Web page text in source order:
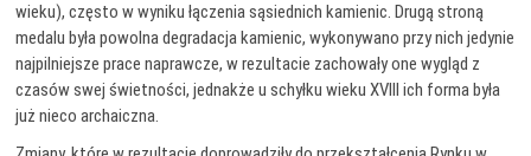
wieku), często w wyniku łączenia sąsiednich kamienic. Drugą stroną
medalu była powolna degradacja kamienic, wykonywano przy nich jedynie
najpilniejsze prace naprawcze, w rezultacie zachowały one wygląd z
czasów swej świetności, jednakże u schyłku wieku XVIII ich forma była
już nieco archaiczna.